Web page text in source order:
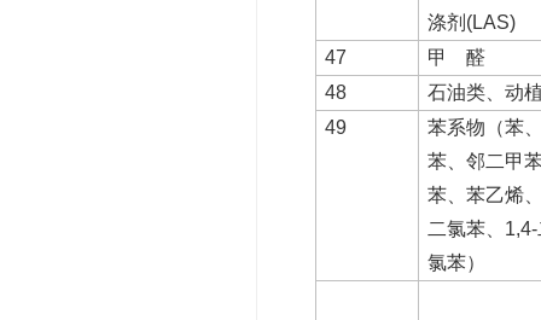
涤剂(LAS)
47
甲 醛
48
石油类、动
49
苯系物（苯
苯、邻二甲
苯、苯乙烯
二氯苯、
氯苯）